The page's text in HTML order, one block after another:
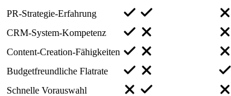
PR-Strategie-Erfahrung
CRM-System-Kompetenz
Content-Creation-Fähigkeiten
Budgetfreundliche Flatrate
Schnelle Vorauswahl